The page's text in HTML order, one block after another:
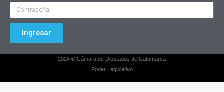
Ingresar
2024 © Cámara de Diputados de Catamarca
Poder Legislativo